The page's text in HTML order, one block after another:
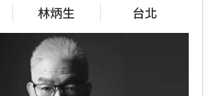
林炳生 台北